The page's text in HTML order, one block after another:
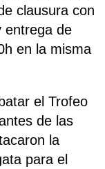
clausura con
entrega de
en la misma
el Trofeo
de las
la
para el